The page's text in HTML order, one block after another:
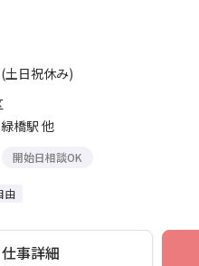
土日祝休み)
橋駅 他
開始日相談OK
由
仕事詳細